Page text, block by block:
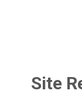
Site